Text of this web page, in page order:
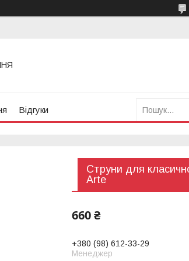
Відгуки
Струни для
Arte
660 ₴
+380 (98) 612-33-29
Менеджер